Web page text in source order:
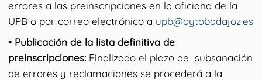
errores a las preinscripciones en la oficiana de la
UPB o por correo electrónico a upb@aytobadajoz.es
• Publicación de la lista definitiva de
preinscripciones:Finalizado el plazo de subsanación
de errores y reclamaciones se procederá a la